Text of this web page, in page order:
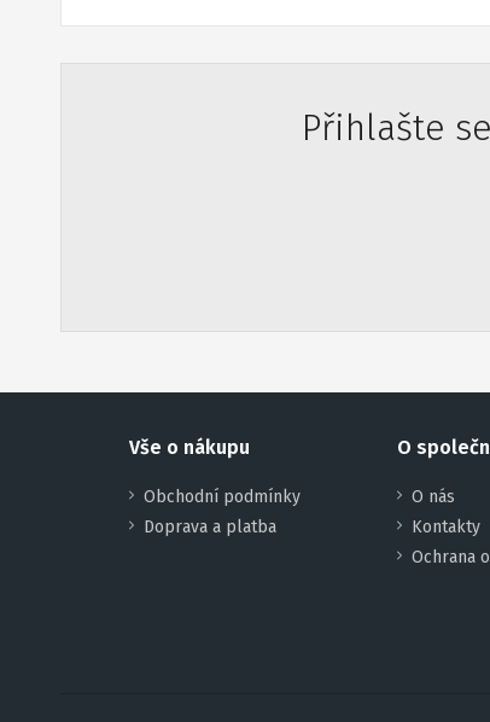
Přihlašte
Vše o nákupu
Obchodní podmínky
Doprava a platba
O
O nás
Kontakty
Ochrana